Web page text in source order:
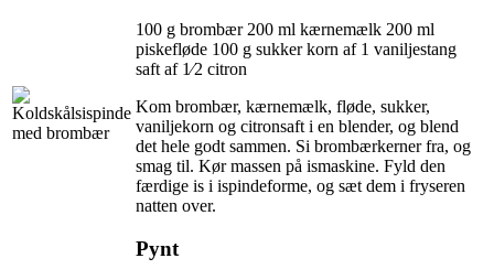
100 g brombær 200 ml kærnemælk 200 ml
piskefløde 100 g sukker korn af 1 vaniljestang
saft af 1⁄2 citron
Kom brombær, kærnemælk, fløde, sukker,
vaniljekorn og citronsaft i en blender, og blend
det hele godt sammen. Si brombærkerner fra, og
smag til. Kør massen på ismaskine. Fyld den
færdige is i ispindeforme, og sæt dem i fryseren
natten over.
Pynt